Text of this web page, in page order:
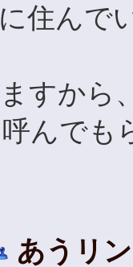
住んで
すから
んでも
あうリン